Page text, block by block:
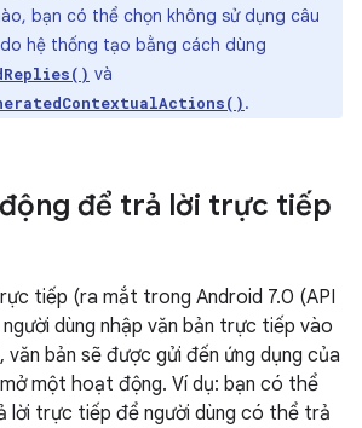
bạn có thể chọn không sử dụng câu
hệ thống tạo bằng cách dùng
và
.
để trả lời trực tiếp
tiếp (ra mắt trong Android 7.0 (API
dùng nhập văn bản trực tiếp vào
văn bản sẽ được gửi đến ứng dụng của
một hoạt động. Ví dụ: bạn có thể
lời trực tiếp để người dùng có thể trả